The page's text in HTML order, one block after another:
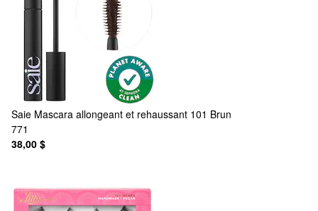
Saie Mascara allongeant et rehaussant 101 Brun
771
38,00 $